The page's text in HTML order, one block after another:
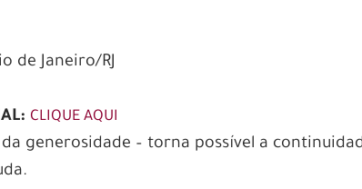
de Janeiro/RJ
CLIQUE AQUI
generosidade – torna possível a